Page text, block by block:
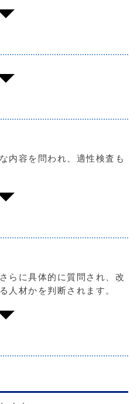
内容を問われ、適性検査も
らに具体的に質問され、改
人材かを判断されます。